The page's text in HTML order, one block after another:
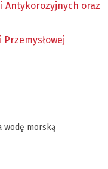
wodę morską